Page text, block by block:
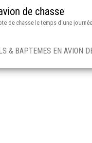
de chasse
de chasse le temps d'une journée
& BAPTEMES EN AVION